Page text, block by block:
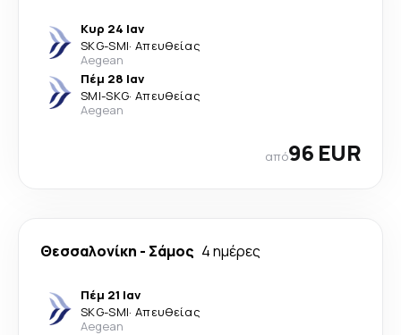
Κυρ 24 Ιαν
SKG-SMI· Απευθείας
Aegean
Πέμ 28 Ιαν
SMI-SKG· Απευθείας
Aegean
από96 EUR
Θεσσαλονίκη - Σάμος 4 ημέρες
Πέμ 21 Ιαν
SKG-SMI· Απευθείας
Aegean